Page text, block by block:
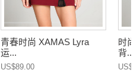
青春时尚 XAMAS Lyra
运...
US$89.00
时尚
背...